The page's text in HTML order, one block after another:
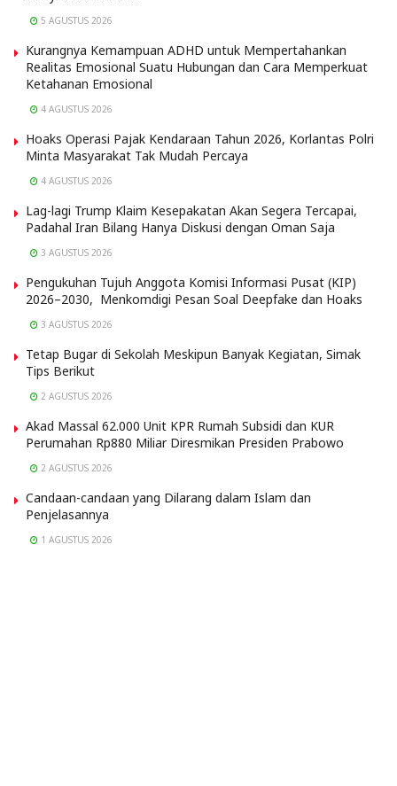
5 AGUSTUS 2026
Kurangnya Kemampuan ADHD untuk Mempertahankan
Realitas Emosional Suatu Hubungan dan Cara Memperkuat
Ketahanan Emosional
4 AGUSTUS 2026
Hoaks Operasi Pajak Kendaraan Tahun 2026, Korlantas Polri
Minta Masyarakat Tak Mudah Percaya
4 AGUSTUS 2026
Lag-lagi Trump Klaim Kesepakatan Akan Segera Tercapai,
Padahal Iran Bilang Hanya Diskusi dengan Oman Saja
3 AGUSTUS 2026
Pengukuhan Tujuh Anggota Komisi Informasi Pusat (KIP)
2026–2030, Menkomdigi Pesan Soal Deepfake dan Hoaks
3 AGUSTUS 2026
Tetap Bugar di Sekolah Meskipun Banyak Kegiatan, Simak
Tips Berikut
2 AGUSTUS 2026
Akad Massal 62.000 Unit KPR Rumah Subsidi dan KUR
Perumahan Rp880 Miliar Diresmikan Presiden Prabowo
2 AGUSTUS 2026
Candaan-candaan yang Dilarang dalam Islam dan
Penjelasannya
1 AGUSTUS 2026